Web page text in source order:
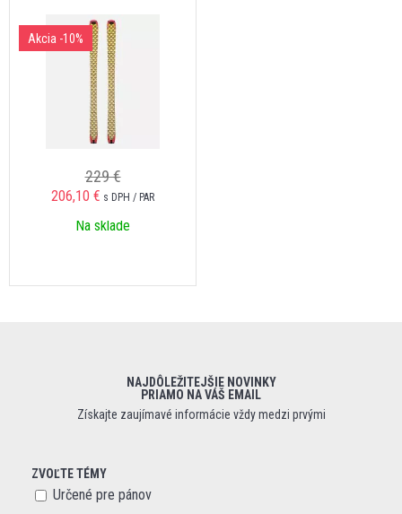
Akcia -10%
229 €
206,10 € s DPH / PAR
Na sklade
NAJDÔLEŽITEJŠIE NOVINKY
PRIAMO NA VÁŠ EMAIL
Získajte zaujímavé informácie vždy medzi prvými
ZVOĽTE TÉMY
Určené pre pánov